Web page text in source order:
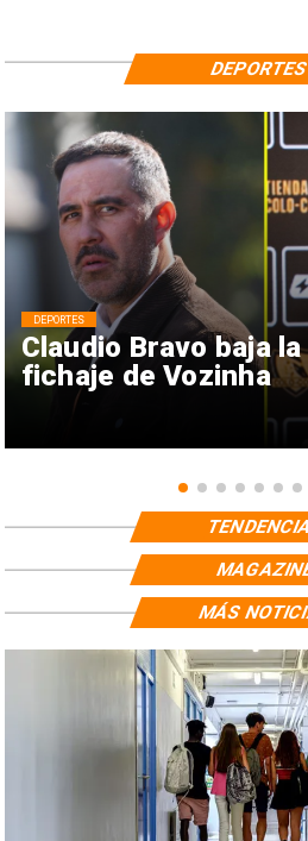
Claudio Bravo baja
fichaje de Vozinha
DEPORTES
DEPORTES
MÁS